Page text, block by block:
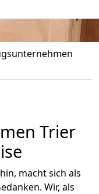
Trier
macht sich als
Wir, als